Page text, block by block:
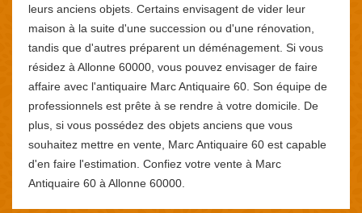
leurs anciens objets. Certains envisagent de vider leur
maison à la suite d'une succession ou d'une rénovation,
tandis que d'autres préparent un déménagement. Si vous
résidez à Allonne 60000, vous pouvez envisager de faire
affaire avec l'antiquaire Marc Antiquaire 60. Son équipe de
professionnels est prête à se rendre à votre domicile. De
plus, si vous possédez des objets anciens que vous
souhaitez mettre en vente, Marc Antiquaire 60 est capable
d'en faire l'estimation. Confiez votre vente à Marc
Antiquaire 60 à Allonne 60000.